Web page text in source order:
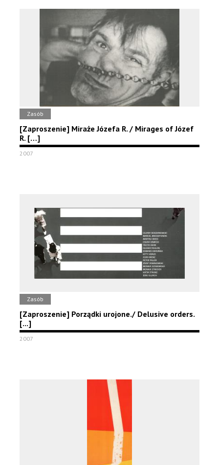
Zasób
[Zaproszenie] Miraże Józefa R. / Mirages of Józef
R. […]
2007
Zasób
[Zaproszenie] Porządki urojone./ Delusive orders.
[...]
2007